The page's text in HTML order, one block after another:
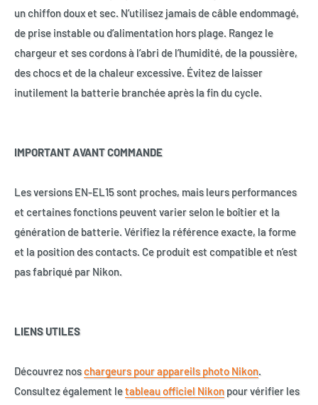
un chiffon doux et sec. N’utilisez jamais de câble endommagé,
de prise instable ou d’alimentation hors plage. Rangez le
chargeur et ses cordons à l’abri de l’humidité, de la poussière,
des chocs et de la chaleur excessive. Évitez de laisser
inutilement la batterie branchée après la fin du cycle.
IMPORTANT AVANT COMMANDE
Les versions EN-EL15 sont proches, mais leurs performances
et certaines fonctions peuvent varier selon le boîtier et la
génération de batterie. Vérifiez la référence exacte, la forme
et la position des contacts. Ce produit est compatible et n’est
pas fabriqué par Nikon.
LIENS UTILES
Découvrez noschargeurs pour appareils photo Nikon.
Consultez également letableau officiel Nikon pour vérifier les